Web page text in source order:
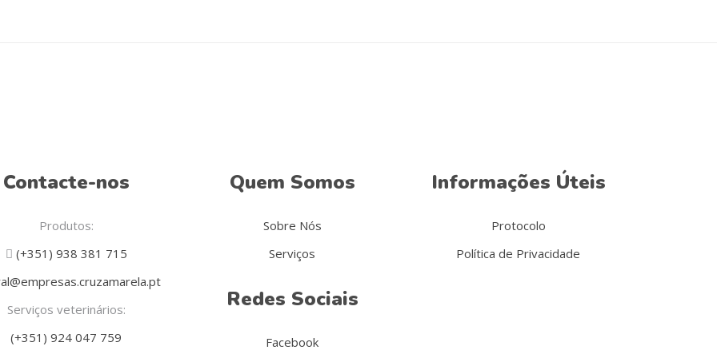
Contacte-nos
Produtos:
(+351) 938 381 715
Serviços veterinários:
(+351) 924 047 759
Quem Somos
Sobre Nós
Serviços
Redes Sociais
Facebook
Informações Úteis
Protocolo
Política de Privacidade